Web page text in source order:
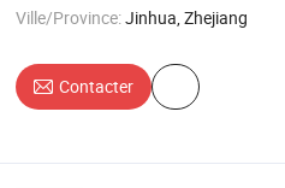
Ville/Province:Jinhua, Zhejiang
Contacter